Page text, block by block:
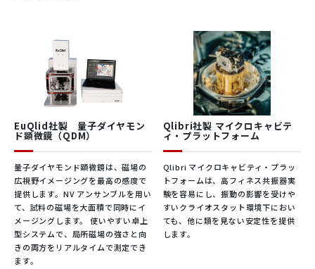
BFO薄膜におけるシングルスピンサイクロイド状態の多重強磁性
（マルチフェロイクス / 学術論文）
ProteusQ と AI ベースのツールを組み合わせることで、研究者は
磁壁を通る不可解なマグノンダイナミクスを初めて明らかにする
ことができます。
カタログダウンロード
走査型NV顕微鏡 Qnami
ProteusQ カタログ
EuQlid社製 量子ダイヤモン
ド顕微鏡（QDM）
量子ダイヤモンド顕微鏡は、磁場の
広視野イメージングを最高の感度で
提供します。NV アンサンブルを用い
て、試料の磁場を大面積で同時にイ
メージングします。 使いやすい卓上
型システムで、局所磁場の強さと向
きの両方をリアルタイムで測定でき
ます。
Qlibri社製 マイクロキャビテ
ィ・プラットフォーム
Qlibri マイクロキャビティ・プラッ
トフォームは、高フィネス共振器実
験を容易にし、振動の影響を受けや
すいクライオスタット環境下におい
ても、他に類を見ない安定性を提供
します。